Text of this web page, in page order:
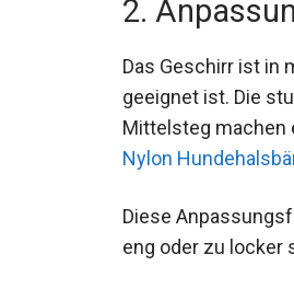
2.
Das Geschirr ist in
geeignet ist. Die
Mittelsteg machen
Nylon
Diese
eng oder zu locker